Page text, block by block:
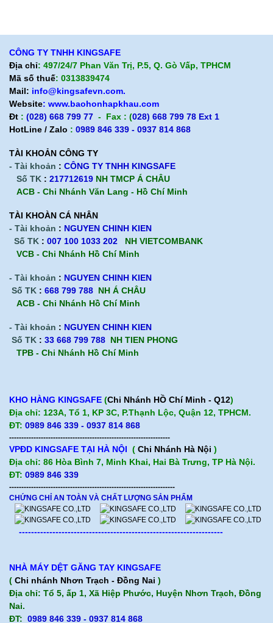
CÔNG TY TNHH KINGSAFE
Địa chỉ: 497/24/7 Phan Văn Trị, P.5, Q. Gò Vấp, TPHCM
Mã số thuế: 0313839474
Mail: info@kingsafevn.com.
Website: www.baohonhapkhau.com
Đt : (028) 668 799 77 - Fax : (028) 668 799 78 Ext 1
HotLine / Zalo : 0989 846 339 - 0937 814 868
TÀI KHOẢN CÔNG TY
- Tài khoản : CÔNG TY TNHH KINGSAFE
Số TK : 217712619 NH TMCP Á CHÂU
ACB - Chi Nhánh Văn Lang - Hồ Chí Minh
TÀI KHOÀN CÁ NHÂN
- Tài khoản : NGUYEN CHINH KIEN
Số TK : 007 100 1033 202
NH VIETCOMBANK
VCB - Chi Nhánh Hồ Chí Minh
- Tài khoản : NGUYEN CHINH KIEN
Số TK : 668 799 788 NH Á CHÂU
ACB - Chi Nhánh Hồ Chí Minh
- Tài khoản : NGUYEN CHINH KIEN
Số TK : 33 668 799 788 NH TIEN PHONG
TPB - Chi Nhánh Hồ Chí Minh
KHO HÀNG KINGSAFE (Chi Nhánh HỒ Chí Minh - Q12)
Địa chỉ: 123A, Tổ 1, KP 3C, P.Thạnh Lộc, Quận 12, TPHCM.
ĐT: 0989 846 339 - 0937 814 868
------------------------------------------------------------------
VPĐD KINGSAFE TẠI HÀ NỘI ( Chi Nhánh Hà Nội )
Địa chỉ: 86 Hòa Bình 7, Minh Khai, Hai Bà Trưng, TP Hà Nội.
ĐT: 0989 846 339
--------------------------------------------------------------------
CHỨNG CHỈ AN TOÀN VÀ CHẤT LƯỢNG SẢN PHẨM
-------------------------------------------------------------------
NHÀ MÁY DỆT GĂNG TAY KINGSAFE
( Chi nhánh Nhơn Trạch - Đồng Nai )
Địa chỉ: Tổ 5, ấp 1, Xã Hiệp Phước, Huyện Nhơn Trạch, Đồng
Nai.
ĐT: 0989 846 339 - 0937 814 868